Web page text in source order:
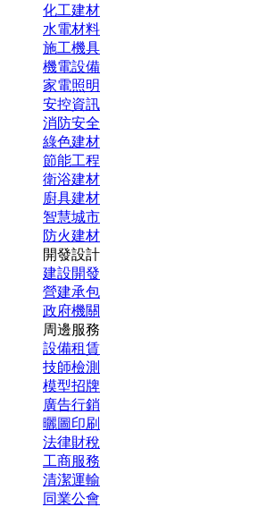
化工建材
水電材料
施工機具
機電設備
家電照明
安控資訊
消防安全
綠色建材
節能工程
衛浴建材
廚具建材
智慧城市
防火建材
開發設計
建設開發
營建承包
政府機關
周邊服務
設備租賃
技師檢測
模型招牌
廣告行銷
曬圖印刷
法律財稅
工商服務
清潔運輸
同業公會